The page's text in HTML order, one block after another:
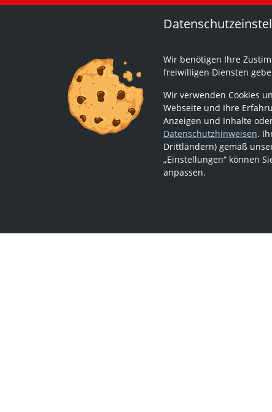
Wir benötigen Ihre
freiwilligen Diensten
Wir verwenden Cookies
Webseite und Ihre
Anzeigen und Inhalte
Datenschutzhinweisen.
Drittländern) gemäß
„Einstellungen“ können
anpassen.